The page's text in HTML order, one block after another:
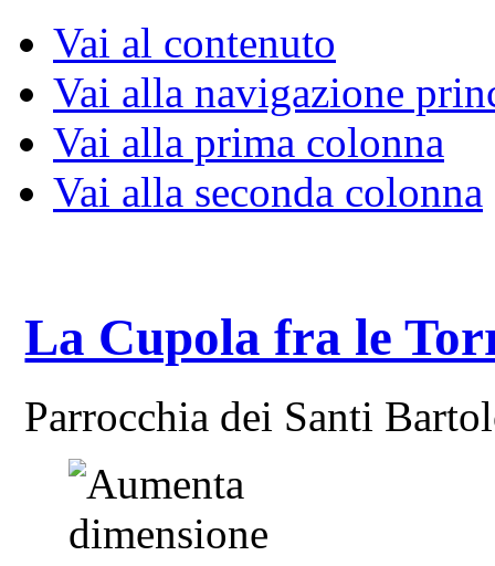
Vai al contenuto
Vai alla navigazione
Vai alla prima colonna
Vai alla seconda colonna
La Cupola fra le
Parrocchia dei Santi